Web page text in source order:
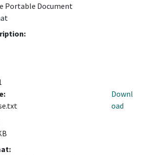
Portable Document
Downl
oad